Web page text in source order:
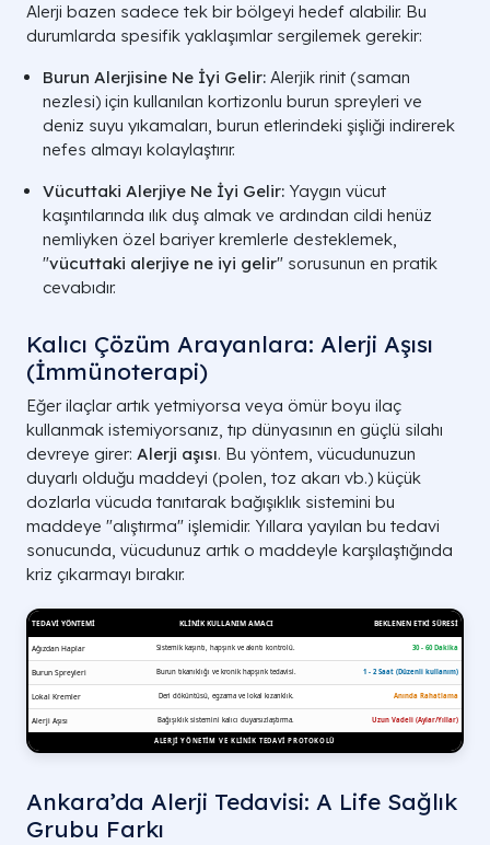
Alerji bazen sadece tek bir bölgeyi hedef alabilir. Bu
durumlarda spesifik yaklaşımlar sergilemek gerekir:
Burun Alerjisine Ne İyi Gelir: Alerjik rinit (saman
nezlesi) için kullanılan kortizonlu burun spreyleri ve
deniz suyu yıkamaları, burun etlerindeki şişliği indirerek
nefes almayı kolaylaştırır.
Vücuttaki Alerjiye Ne İyi Gelir: Yaygın vücut
kaşıntılarında ılık duş almak ve ardından cildi henüz
nemliyken özel bariyer kremlerle desteklemek,
"vücuttaki alerjiye ne iyi gelir" sorusunun en pratik
cevabıdır.
Kalıcı Çözüm Arayanlara: Alerji Aşısı
(İmmünoterapi)
Eğer ilaçlar artık yetmiyorsa veya ömür boyu ilaç
kullanmak istemiyorsanız, tıp dünyasının en güçlü silahı
devreye girer: Alerji aşısı. Bu yöntem, vücudunuzun
duyarlı olduğu maddeyi (polen, toz akarı vb.) küçük
dozlarla vücuda tanıtarak bağışıklık sistemini bu
maddeye "alıştırma" işlemidir. Yıllara yayılan bu tedavi
sonucunda, vücudunuz artık o maddeyle karşılaştığında
kriz çıkarmayı bırakır.
Ankara’da Alerji Tedavisi: A Life Sağlık
Grubu Farkı